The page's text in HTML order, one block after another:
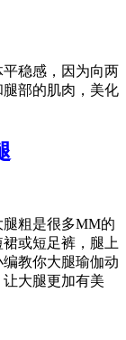
稳感，因为向两
部的肌肉，美化
腿粗是很多MM的
或短足裤，腿上
教你大腿瑜伽动
大腿更加有美